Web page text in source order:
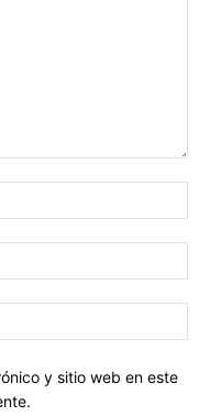
y sitio web en este